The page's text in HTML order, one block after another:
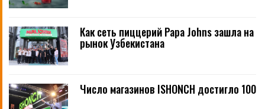
Как сеть пиццерий Papa Johns зашла на
рынок Узбекистана
Число магазинов ISHONCH достигло 100